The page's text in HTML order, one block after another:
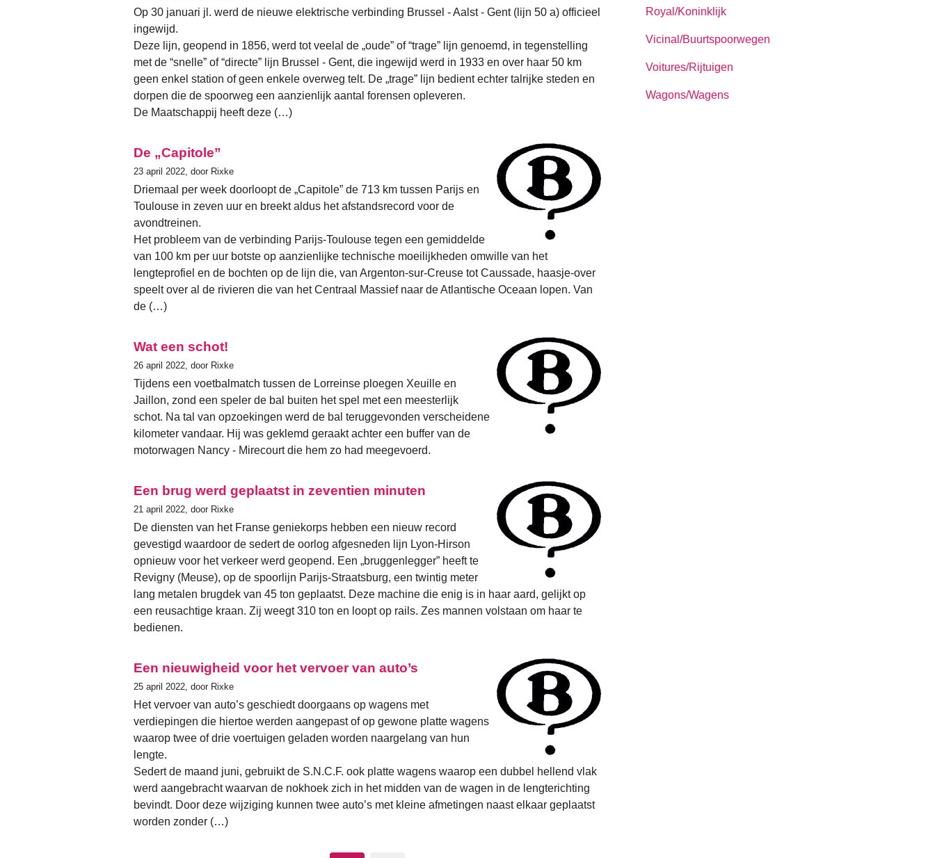
Op 30 januari jl. werd de nieuwe elektrische verbinding Brussel - Aalst - Gent (lijn 50 a) officieel
ingewijd.
Deze lijn, geopend in 1856, werd tot veelal de „oude” of “trage” lijn genoemd, in tegenstelling
met de “snelle” of “directe” lijn Brussel - Gent, die ingewijd werd in 1933 en over haar 50 km
geen enkel station of geen enkele overweg telt. De „trage” lijn bedient echter talrijke steden en
dorpen die de spoorweg een aanzienlijk aantal forensen opleveren.
De Maatschappij heeft deze (…)
De „Capitole”
23 april 2022, door Rixke
Driemaal per week doorloopt de „Capitole” de 713 km tussen Parijs en
Toulouse in zeven uur en breekt aldus het afstandsrecord voor de
avondtreinen.
Het probleem van de verbinding Parijs-Toulouse tegen een gemiddelde
van 100 km per uur botste op aanzienlijke technische moeilijkheden omwille van het
lengteprofiel en de bochten op de lijn die, van Argenton-sur-Creuse tot Caussade, haasje-over
speelt over al de rivieren die van het Centraal Massief naar de Atlantische Oceaan lopen. Van
de (…)
Wat een schot!
26 april 2022, door Rixke
Tijdens een voetbalmatch tussen de Lorreinse ploegen Xeuille en
Jaillon, zond een speler de bal buiten het spel met een meesterlijk
schot. Na tal van opzoekingen werd de bal teruggevonden verscheidene
kilometer vandaar. Hij was geklemd geraakt achter een buffer van de
motorwagen Nancy - Mirecourt die hem zo had meegevoerd.
Een brug werd geplaatst in zeventien minuten
21 april 2022, door Rixke
De diensten van het Franse geniekorps hebben een nieuw record
gevestigd waardoor de sedert de oorlog afgesneden lijn Lyon-Hirson
opnieuw voor het verkeer werd geopend. Een „bruggenlegger” heeft te
Revigny (Meuse), op de spoorlijn Parijs-Straatsburg, een twintig meter
lang metalen brugdek van 45 ton geplaatst. Deze machine die enig is in haar aard, gelijkt op
een reusachtige kraan. Zij weegt 310 ton en loopt op rails. Zes mannen volstaan om haar te
bedienen.
Een nieuwigheid voor het vervoer van auto’s
25 april 2022, door Rixke
Het vervoer van auto’s geschiedt doorgaans op wagens met
verdiepingen die hiertoe werden aangepast of op gewone platte wagens
waarop twee of drie voertuigen geladen worden naargelang van hun
lengte.
Sedert de maand juni, gebruikt de S.N.C.F. ook platte wagens waarop een dubbel hellend vlak
werd aangebracht waarvan de nokhoek zich in het midden van de wagen in de lengterichting
bevindt. Door deze wijziging kunnen twee auto’s met kleine afmetingen naast elkaar geplaatst
worden zonder (…)
Royal/Koninklijk
Vicinal/Buurtspoorwegen
Voitures/Rijtuigen
Wagons/Wagens